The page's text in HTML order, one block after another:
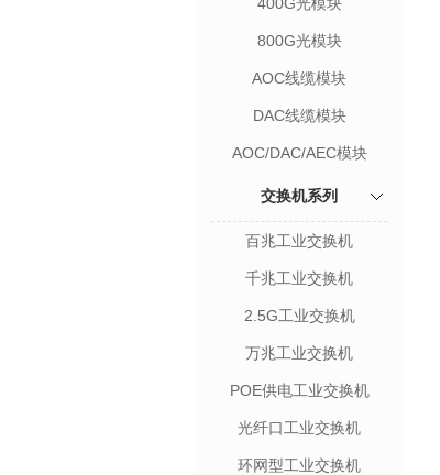
800G光模块
AOC线缆模块
DAC线缆模块
AOC/DAC/AEC模块
交换机系列
百兆工业交换机
千兆工业交换机
2.5G工业交换机
万兆工业交换机
POE供电工业交换机
光纤口工业交换机
环网型工业交换机